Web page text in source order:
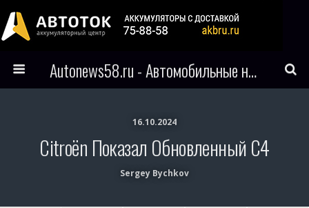
Autonews58.ru - Автомобильные новости Пензы и всего мира
16.10.2024
Citroën Показал Обновленный C4
Sergey Bychkov